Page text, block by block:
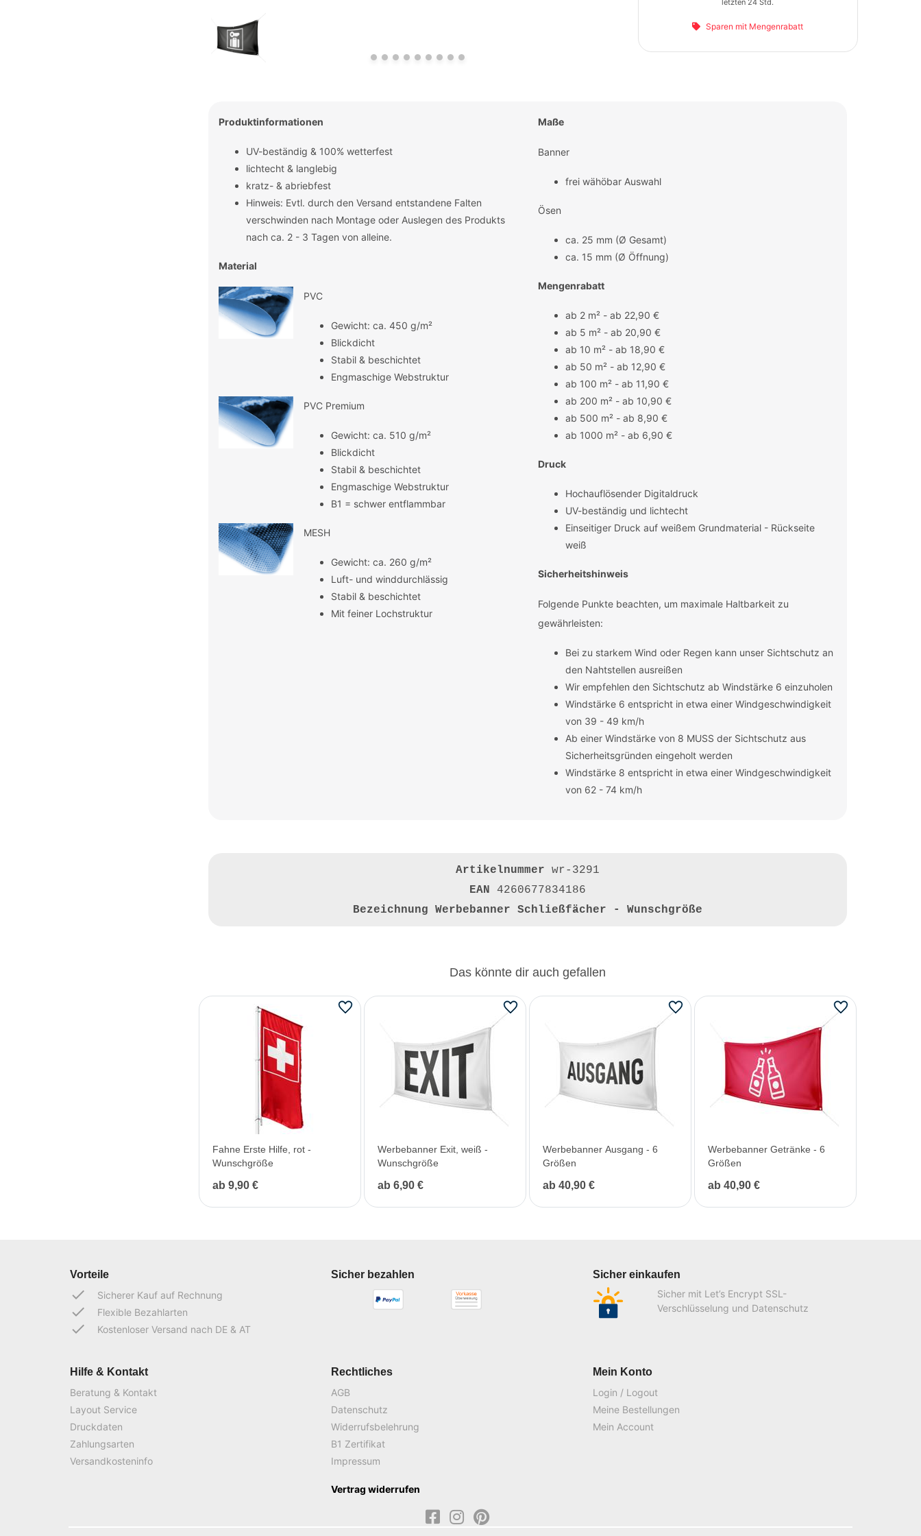
letzten 24 Std.
Sparen mit Mengenrabatt
Produktinformationen
UV-beständig & 100% wetterfest
lichtecht & langlebig
kratz- & abriebfest
Hinweis: Evtl. durch den Versand entstandene Falten
verschwinden nach Montage oder Auslegen des Produkts
nach ca. 2 - 3 Tagen von alleine.
Material
PVC
Gewicht: ca. 450 g/m²
Blickdicht
Stabil & beschichtet
Engmaschige Webstruktur
PVC Premium
Gewicht: ca. 510 g/m²
Blickdicht
Stabil & beschichtet
Engmaschige Webstruktur
B1 = schwer entflammbar
MESH
Gewicht: ca. 260 g/m²
Luft- und winddurchlässig
Stabil & beschichtet
Mit feiner Lochstruktur
Maße
Banner
frei wähöbar Auswahl
Ösen
ca. 25 mm (Ø Gesamt)
ca. 15 mm (Ø Öffnung)
Mengenrabatt
ab 2 m² - ab 22,90 €
ab 5 m² - ab 20,90 €
ab 10 m² - ab 18,90 €
ab 50 m² - ab 12,90 €
ab 100 m² - ab 11,90 €
ab 200 m² - ab 10,90 €
ab 500 m² - ab 8,90 €
ab 1000 m² - ab 6,90 €
Druck
Hochauflösender Digitaldruck
UV-beständig und lichtecht
Einseitiger Druck auf weißem Grundmaterial - Rückseite
weiß
Sicherheitshinweis
Folgende Punkte beachten, um maximale Haltbarkeit zu
gewährleisten:
Bei zu starkem Wind oder Regen kann unser Sichtschutz an
den Nahtstellen ausreißen
Wir empfehlen den Sichtschutz ab Windstärke 6 einzuholen
Windstärke 6 entspricht in etwa einer Windgeschwindigkeit
von 39 - 49 km/h
Ab einer Windstärke von 8 MUSS der Sichtschutz aus
Sicherheitsgründen eingeholt werden
Windstärke 8 entspricht in etwa einer Windgeschwindigkeit
von 62 - 74 km/h
Artikelnummer wr-3291
EAN 4260677834186
Bezeichnung Werbebanner Schließfächer - Wunschgröße
Das könnte dir auch gefallen
Fahne Erste Hilfe, rot -
Wunschgröße
ab 9,90 €
Werbebanner Exit, weiß -
Wunschgröße
ab 6,90 €
Werbebanner Ausgang - 6
Größen
ab 40,90 €
Werbebanner Getränke - 6
Größen
ab 40,90 €
Vorteile
done Sicherer Kauf auf Rechnung
done Flexible Bezahlarten
done Kostenloser Versand nach DE & AT
Sicher bezahlen
Sicher einkaufen
Sicher mit Let’s Encrypt SSL-
Verschlüsselung und Datenschutz
Hilfe & Kontakt
Beratung & Kontakt
Layout Service
Druckdaten
Zahlungsarten
Versandkosteninfo
Rechtliches
AGB
Datenschutz
Widerrufsbelehrung
B1 Zertifikat
Impressum
Vertrag widerrufen
Mein Konto
Login / Logout
Meine Bestellungen
Mein Account